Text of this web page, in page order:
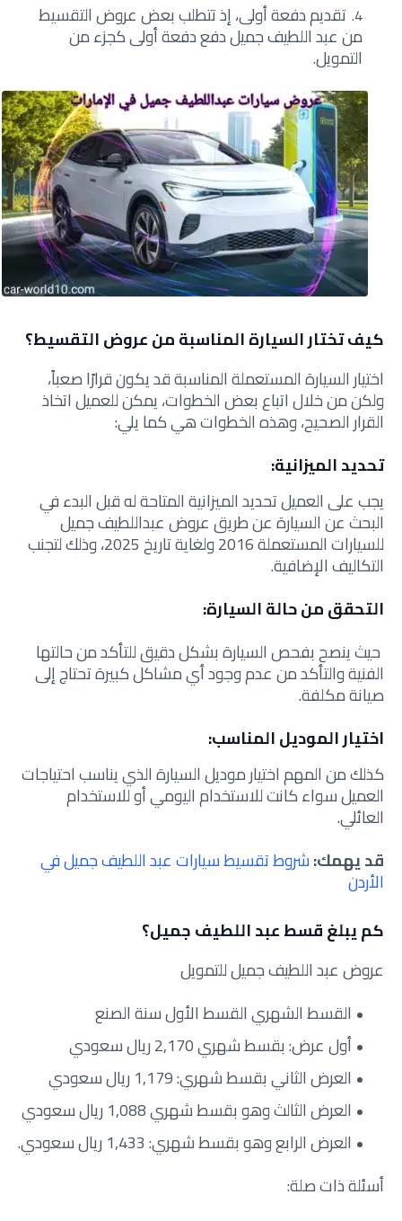
تقديم دفعة أولى، إذ تتطلب بعض عروض التقسيط
من عبد اللطيف جميل دفع دفعة أولى كجزء من
التمويل.
كيف تختار السيارة المناسبة من عروض التقسيط؟
اختيار السيارة المستعملة المناسبة قد يكون قرارًا صعباً،
ولكن من خلال اتباع بعض الخطوات، يمكن للعميل اتخاذ
القرار الصحيح، وهذه الخطوات هي كما يلي:
تحديد الميزانية:
يجب على العميل تحديد الميزانية المتاحة له قبل البدء في
البحث عن السيارة عن طريقعروض عبداللطيف جميل
للسيارات المستعملة 2016 ولغاية تاريخ 2025، وذلك لتجنب
التكاليف الإضافية.
التحقق من حالة السيارة:
حيث ينصح بفحص السيارة بشكل دقيق للتأكد من حالتها
الفنية والتأكد من عدم وجود أي مشاكل كبيرة تحتاج إلى
صيانة مكلفة.
اختيار الموديل المناسب:
كذلك من المهم اختيار موديل السيارة الذي يناسب احتياجات
العميل سواء كانت للاستخدام اليومي أو للاستخدام
العائلي.
قد يهمك:شروط تقسيط سيارات عبد اللطيف جميل في
الأردن
كم يبلغ قسط عبد اللطيف جميل؟
عروض عبد اللطيف جميل للتمويل
القسط الشهريالقسط الأولسنة الصنع
أول عرض: بقسط شهري 2,170 ريال سعود
ي
العرض الثاني بقسط شهري: 1,179 ريال سعودي
العرض الثالث وهو بقسط شهري 1,088 ريال سعودي
العرض الرابع وهو بقسط شهري: 1,433 ريال سعودي
.
أسئلة ذات صلة: